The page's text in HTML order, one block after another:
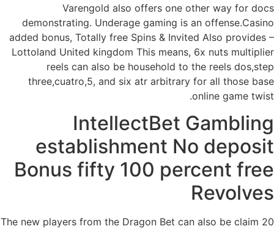
Varengold also offers one other way for docs
demonstrating. Underage gaming is an offense.Casino
added bonus, Totally free Spins & Invited Also provides –
Lottoland United kingdom This means, 6x nuts multiplier
reels can also be household to the reels dos,step
three,cuatro,5, and six atr arbitrary for all those base
online game twist.
IntellectBet Gambling
establishment No deposit
Bonus fifty 100 percent free
Revolves
The new players from the Dragon Bet can also be claim 20